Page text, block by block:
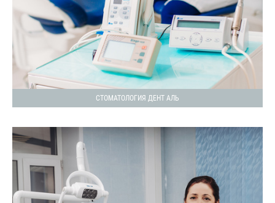
СТОМАТОЛОГИЯ ДЕНТ АЛЬ